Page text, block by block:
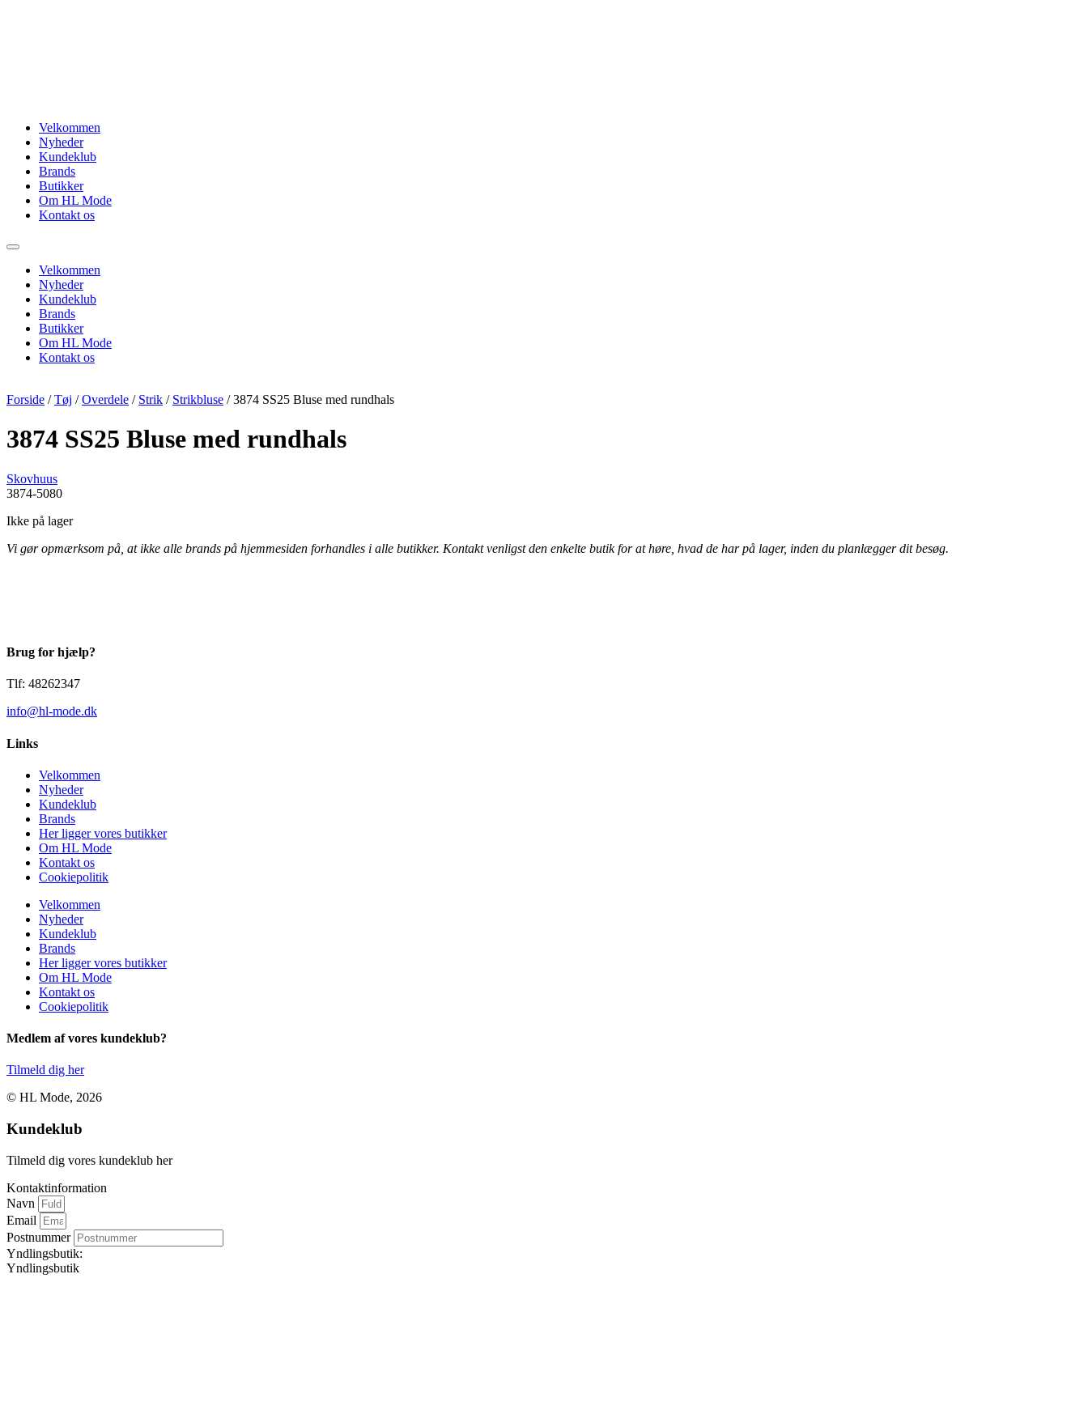
Velkommen
Nyheder
Kundeklub
Brands
Butikker
Om HL Mode
Kontakt os
Velkommen
Nyheder
Kundeklub
Brands
Butikker
Om HL Mode
Kontakt os
Forside /Tøj /Overdele / Strik / Strikbluse / 3874 SS25 Bluse med rundhals
3874 SS25 Bluse med rundhals
Skovhuus
3874-5080
Ikke på lager
Vi gør opmærksom på, at ikke alle brands på hjemmesiden forhandles i alle butikker. Kontakt venligst den enkelte butik for at høre, hvad de har på lager, inden du planlægger dit besøg.
Brug for hjælp?
Tlf: 48262347
info@hl-mode.dk
Links
Velkommen
Nyheder
Kundeklub
Brands
Her ligger vores butikker
Om HL Mode
Kontakt os
Cookiepolitik
Velkommen
Nyheder
Kundeklub
Brands
Her ligger vores butikker
Om HL Mode
Kontakt os
Cookiepolitik
Medlem af vores kundeklub?
Tilmeld dig her
© HL Mode, 2026
Kundeklub
Tilmeld dig vores kundeklub her
Kontaktinformation
Navn
Email
Postnummer
Yndlingsbutik:
Yndlingsbutik